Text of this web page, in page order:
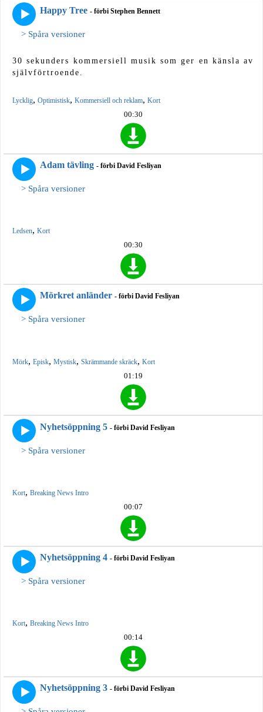
Happy Tree - förbi Stephen Bennett
> Spåra versioner
30 sekunders kommersiell musik som ger en känsla av
självförtroende.
Lycklig, Optimistisk, Kommersiell och reklam, Kort
00:30
Adam tävling - förbi David Fesliyan
> Spåra versioner
Ledsen, Kort
00:30
Mörkret anländer - förbi David Fesliyan
> Spåra versioner
Mörk, Episk, Mystisk, Skrämmande skräck, Kort
01:19
Nyhetsöppning 5 - förbi David Fesliyan
> Spåra versioner
Kort, Breaking News Intro
00:07
Nyhetsöppning 4 - förbi David Fesliyan
> Spåra versioner
Kort, Breaking News Intro
00:14
Nyhetsöppning 3 - förbi David Fesliyan